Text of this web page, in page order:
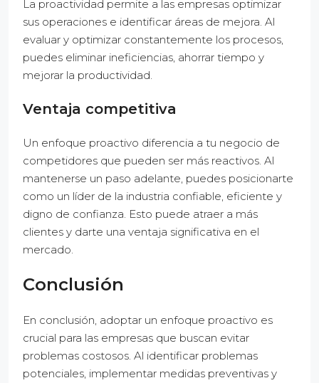
La proactividad permite a las empresas optimizar
sus operaciones e identificar áreas de mejora. Al
evaluar y optimizar constantemente los procesos,
puedes eliminar ineficiencias, ahorrar tiempo y
mejorar la productividad.
Ventaja competitiva
Un enfoque proactivo diferencia a tu negocio de
competidores que pueden ser más reactivos. Al
mantenerse un paso adelante, puedes posicionarte
como un líder de la industria confiable, eficiente y
digno de confianza. Esto puede atraer a más
clientes y darte una ventaja significativa en el
mercado.
Conclusión
En conclusión, adoptar un enfoque proactivo es
crucial para las empresas que buscan evitar
problemas costosos. Al identificar problemas
potenciales, implementar medidas preventivas y